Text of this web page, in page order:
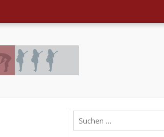
Suchen
nach: